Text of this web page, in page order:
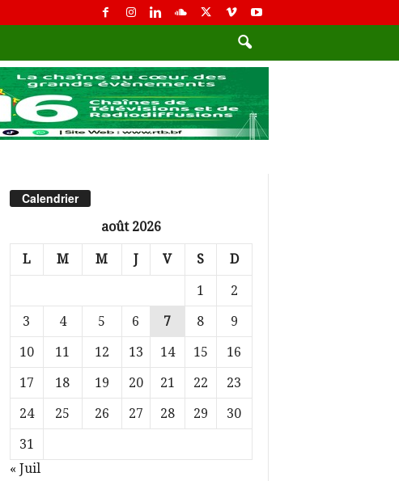
Calendrier
août 2026
L M M J V S D
1
2
3
4 5 6 7 8
9
10
11 12 13 14 15
16
17
18 19 20 21 22
23
24
25 26 27 28 29
30
31
« Juil